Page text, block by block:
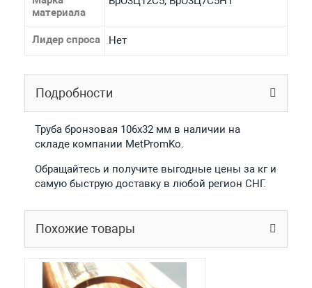
материала
Лидер спроса Нет
Подробности
Труба бронзовая 106x32 мм в наличии на
складе компании MetPromKo.
Обращайтесь и получите выгодные цены за кг и
самую быструю доставку в любой регион СНГ.
Похожие товары